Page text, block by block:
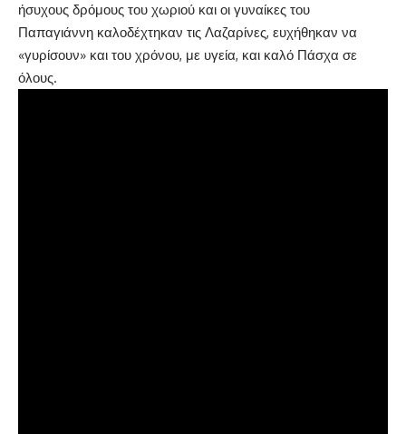
ήσυχους δρόμους του χωριού και οι γυναίκες του
Παπαγιάννη καλοδέχτηκαν τις Λαζαρίνες, ευχήθηκαν να
«γυρίσουν» και του χρόνου, με υγεία, και καλό Πάσχα σε
όλους.